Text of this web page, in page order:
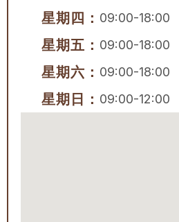
星期四： 09:00-18:00
星期五： 09:00-18:00
星期六： 09:00-18:00
星期日： 09:00-12:00